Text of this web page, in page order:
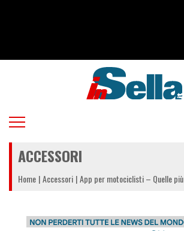
ACCESSORI
Home Accessori App per motociclisti – Quelle